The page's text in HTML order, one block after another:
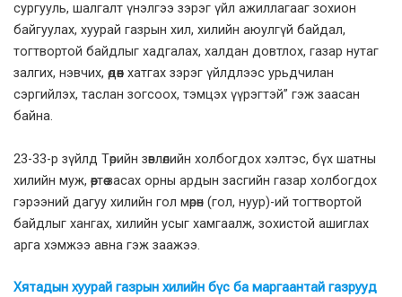
сургууль, шалгалт үнэлгээ зэрэг үйл ажиллагааг зохион
байгуулах, хуурай газрын хил, хилийн аюулгүй байдал,
тогтвортой байдлыг хадгалах, халдан довтлох, газар нутаг
залгих, нэвчих, өдөөн хатгах зэрэг үйлдлээс урьдчилан
сэргийлэх, таслан зогсоох, тэмцэх үүрэгтэй” гэж заасан
байна.
23-33-р зүйлд Төрийн зөвлөлийн холбогдох хэлтэс, бүх шатны
хилийн муж, өөртөө засах орны ардын засгийн газар холбогдох
гэрээний дагуу хилийн гол мөрөн (гол, нуур)-ий тогтвортой
байдлыг хангах, хилийн усыг хамгаалж, зохистой ашиглах
арга хэмжээ авна гэж заажээ.
Хятадын хуурай газрын хилийн бүс ба маргаантай газрууд